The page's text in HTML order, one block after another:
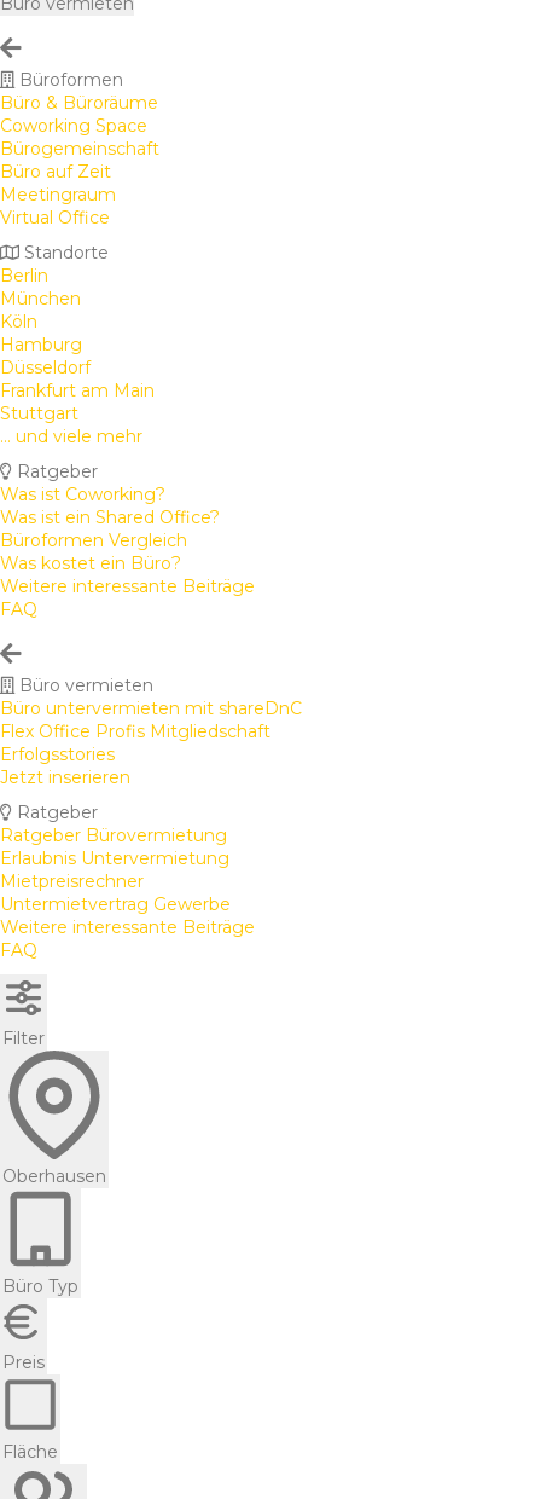
Büroformen
Büro & Büroräume
Coworking Space
Bürogemeinschaft
Büro auf Zeit
Meetingraum
Virtual Office
Standorte
Berlin
München
Köln
Hamburg
Düsseldorf
Frankfurt am Main
Stuttgart
... und viele mehr
Ratgeber
Was ist Coworking?
Was ist ein Shared Office?
Büroformen Vergleich
Was kostet ein Büro?
Weitere interessante Beiträge
FAQ
Büro vermieten
Büro untervermieten mit shareDnC
Flex Office Profis Mitgliedschaft
Erfolgsstories
Jetzt inserieren
Ratgeber
Ratgeber Bürovermietung
Erlaubnis Untervermietung
Mietpreisrechner
Untermietvertrag Gewerbe
Weitere interessante Beiträge
FAQ
Filter
Oberhausen
Büro Typ
Preis
Fläche